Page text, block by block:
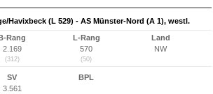
Havixbeck (L 529) - AS Münster-Nord (A 1), westl.
B-Rang
2.169
(312)
L-Rang
570
(50)
Land
NW
SV
3.561
BPL